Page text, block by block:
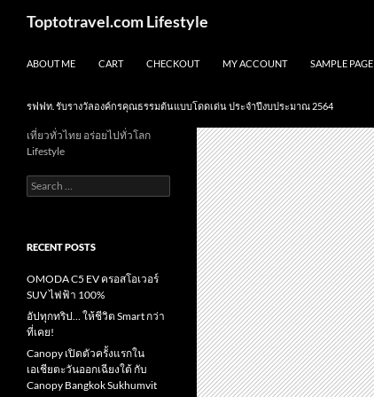
Toptotravel.com Lifestyle
ABOUT ME CART CHECKOUT MY ACCOUNT SAMPLE PAGE
รฟฟท. รับรางวัลองค์กรคุณธรรมต้นแบบโดดเด่น ประจำปีงบประมาณ 2564
เที่ยวทั่วไทย อร่อยไปทั่วโลก
Lifestyle
Search
for:
RECENT POSTS
OMODA C5 EV ครอสโอเวอร์
SUV ไฟฟ้า 100%
อัปทุกทริป… ให้ชีวิต Smart กว่า
ที่เคย!
Canopy เปิดตัวครั้งแรกใน
เอเชียตะวันออกเฉียงใต้ กับ
Canopy Bangkok Sukhumvit